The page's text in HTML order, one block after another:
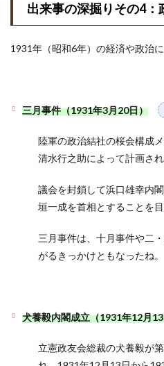
出来事の深掘りその4：
1931年（昭和6年）の経済や政治
三月事件（1931年3月20日）
陸軍の政治結社の桜会構成
清水行之助によって計画さ
議会を封鎖して浜口雄幸内
垣一成を首相とすることを
三月事件は、十月事件や二
がるきっかけともなったね。
犬養毅内閣成立（1931年12月
立憲政友会総裁の犬養毅が